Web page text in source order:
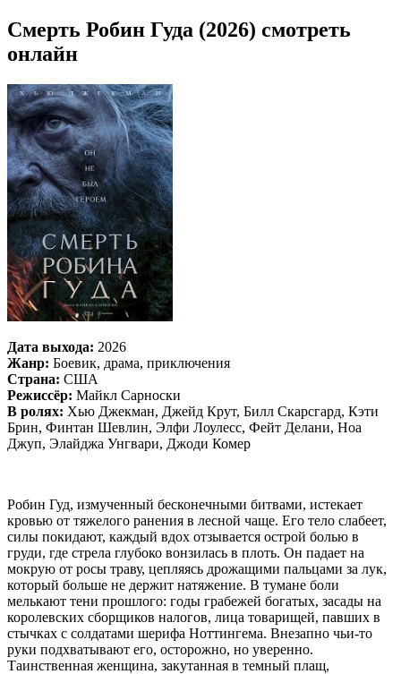
Смерть Робин Гуда (2026) смотреть
онлайн
Дата выхода: 2026
Жанр: Боевик, драма, приключения
Страна: США
Режиссёр: Майкл Сарноски
В ролях: Хью Джекман, Джейд Крут, Билл Скарсгард, Кэти
Брин, Финтан Шевлин, Элфи Лоулесс, Фейт Делани, Ноа
Джуп, Элайджа Унгвари, Джоди Комер
Робин Гуд, измученный бесконечными битвами, истекает
кровью от тяжелого ранения в лесной чаще. Его тело слабеет,
силы покидают, каждый вдох отзывается острой болью в
груди, где стрела глубоко вонзилась в плоть. Он падает на
мокрую от росы траву, цепляясь дрожащими пальцами за лук,
который больше не держит натяжение. В тумане боли
мелькают тени прошлого: годы грабежей богатых, засады на
королевских сборщиков налогов, лица товарищей, павших в
стычках с солдатами шерифа Ноттингема. Внезапно чьи-то
руки подхватывают его, осторожно, но уверенно.
Таинственная женщина, закутанная в темный плащ,